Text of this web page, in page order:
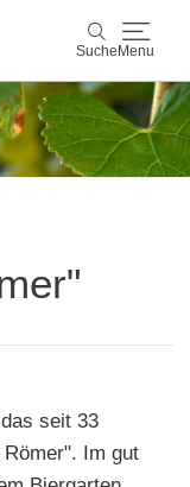
Suche Menu
Suche
seit 33
Im gut